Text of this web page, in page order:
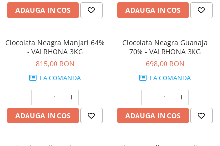
ADAUGA IN COS ADAUGA IN COS
Ciocolata Neagra Manjari 64%
- VALRHONA 3KG
815,00 RON
LA COMANDA
ADAUGA IN COS
Ciocolata Neagra Guanaja
70% - VALRHONA 3KG
698,00 RON
LA COMANDA
ADAUGA IN COS